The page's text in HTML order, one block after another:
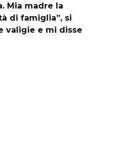
Mia madre la
di famiglia”, si
valigie e mi disse